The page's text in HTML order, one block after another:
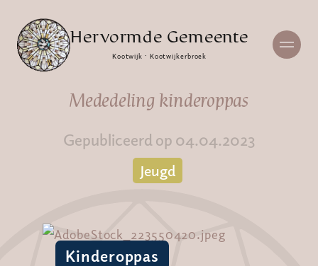
Hervormde Gemeente
Kootwijk · Kootwijkerbroek
Mededeling kinderoppas
Gepubliceerd op 04.04.2023
Jeugd
Kinderoppas